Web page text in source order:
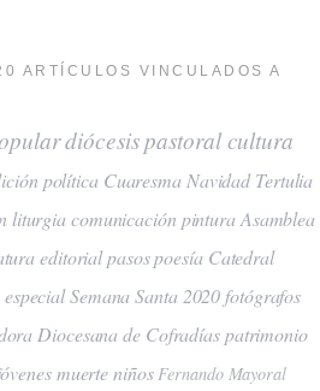
ARTÍCULOS VINCULADOS A
diócesis pastoral cultura
política Cuaresma Navidad Tertulia
liturgiacomunicación pinturaAsamblea
editorial pasos poesía Catedral
especial Semana Santa 2020 fotógrafos
Diocesana de Cofradías patrimonio
muerteniños Fernando Mayoral